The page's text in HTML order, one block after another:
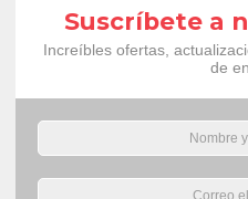
Suscríbete a
Increíbles ofertas,
de